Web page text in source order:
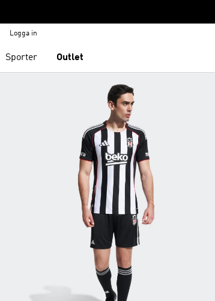
Logga in
Sporter Outlet